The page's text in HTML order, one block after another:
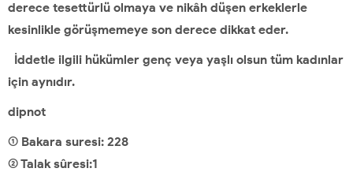
derece tesettürlü olmaya ve nikâh düşen erkeklerle
kesinlikle görüşmemeye son derece dikkat eder.
İddetle ilgili hükümler genç veya yaşlı olsun tüm kadınlar
için aynıdır.
dipnot
(1) Bakara suresi: 228
(2) Talak sûresi:1